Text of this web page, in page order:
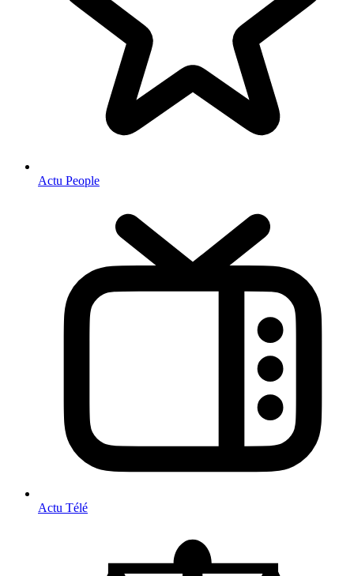
Actu People
Actu Télé